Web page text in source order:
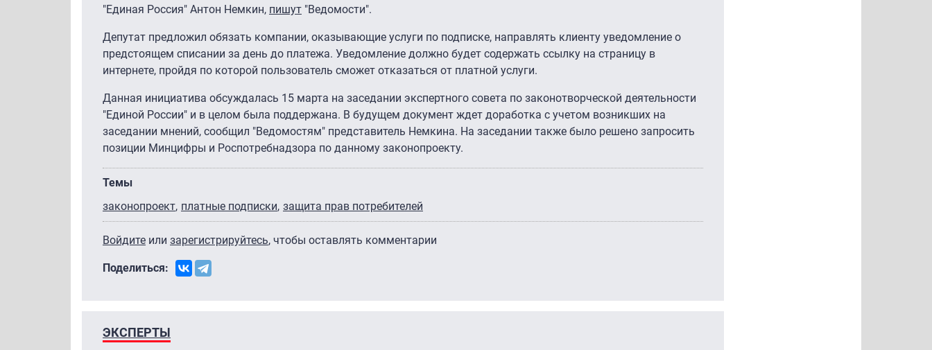
"Единая Россия" Антон Немкин, пишут "Ведомости".
Депутат предложил обязать компании, оказывающие услуги по подписке, направлять клиенту уведомление о
предстоящем списании за день до платежа. Уведомление должно будет содержать ссылку на страницу в
интернете, пройдя по которой пользователь сможет отказаться от платной услуги.
Данная инициатива обсуждалась 15 марта на заседании экспертного совета по законотворческой деятельности
"Единой России" и в целом была поддержана. В будущем документ ждет доработка с учетом возникших на
заседании мнений, сообщил "Ведомостям" представитель Немкина. На заседании также было решено запросить
позиции Минцифры и Роспотребнадзора по данному законопроекту.
Темы
законопроект платные подписки защита прав потребителей
Войдите или зарегистрируйтесь, чтобы оставлять комментарии
Поделиться:
ЭКСПЕРТЫ